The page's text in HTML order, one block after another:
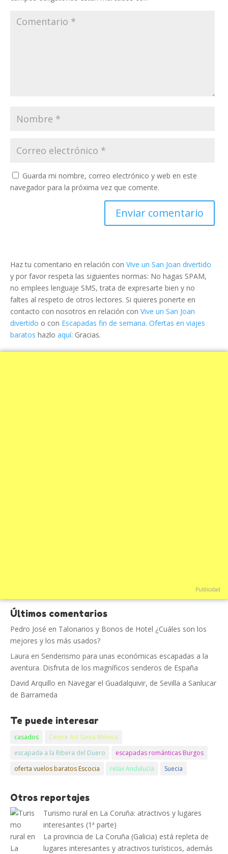
Guarda mi nombre, correo electrónico y web en este
navegador para la próxima vez que comente.
Haz tu comentario en relación con Vive un San Joan divertido
y por favor respeta las siguientes normas: No hagas SPAM,
no emplees lenguaje SMS, trata de expresarte bien y no
faltes al respeto de otros lectores. Si quieres ponerte en
contacto con nosotros en relación con Vive un San Joan
divertido o con Escapadas fin de semana. Ofertas en viajes
baratos hazlo aquí. Gracias.
Publicidad
Últimos comentarios
Pedro José en Talonarios y Bonos de Hotel ¿Cuáles son los
mejores y los más usados?
Laura en Senderismo para unas económicas escapadas a la
aventura. Disfruta de los magníficos senderos de España
David Arquillo en Navegar el Guadalquivir, de Sevilla a Sanlucar
de Barrameda
Te puede interesar
casados
Centre Art Santa Mónica
escapada a la Ribera del Duero
escapadas románticas Burgos
oferta vuelos baratos Escocia
relax Andalucía Suecia
Otros reportajes
Turismo rural en La Coruña: atractivos y lugares
interesantes (1ª parte)
La provincia de La Coruña (Galicia) está repleta de
lugares interesantes y atractivos turísticos, además